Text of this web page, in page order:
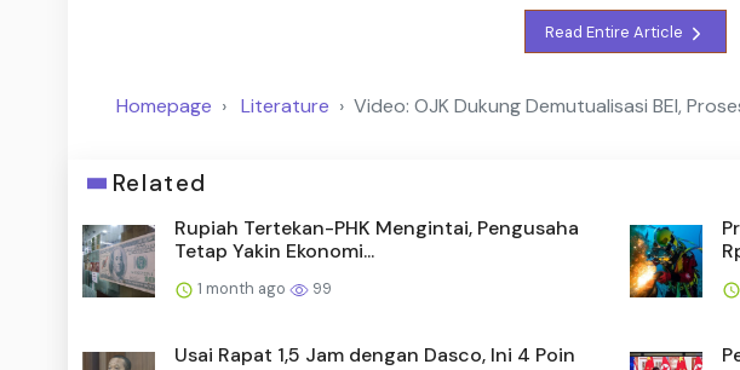
Read Entire Article
Homepage Literature Video: OJK Dukung Demutualisasi BEI,
Related
Rupiah Tertekan-PHK Mengintai, Pengusaha
Tetap Yakin Ekonomi...
1 month ago 99
Usai Rapat 1,5 Jam dengan Dasco, Ini 4 Poin